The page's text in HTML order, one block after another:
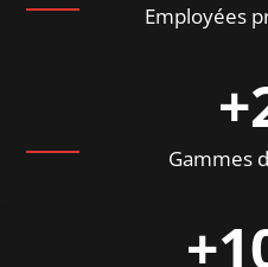
Employées
Gammes